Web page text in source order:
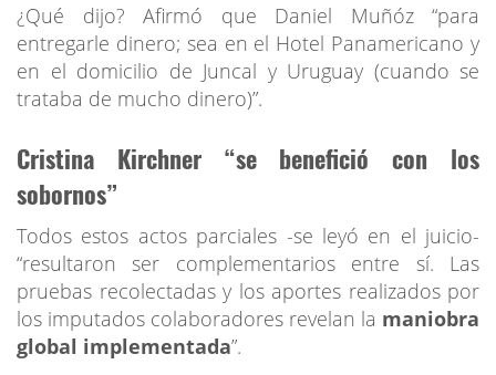
¿Qué dijo? Afirmó que Daniel Muñóz “para
entregarle dinero; sea en el Hotel Panamericano y
en el domicilio de Juncal y Uruguay (cuando se
trataba de mucho dinero)”.
Cristina Kirchner “se benefició con los
sobornos”
Todos estos actos parciales -se leyó en el juicio-
“resultaron ser complementarios entre sí. Las
pruebas recolectadas y los aportes realizados por
los imputados colaboradores revelan la maniobra
global implementada”.